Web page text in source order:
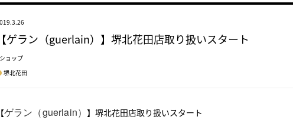
【ゲラン（guerlain）】堺北花田店取り扱いスタート
ョップ
堺北花田
【ゲラン（guerlain）】堺北花田店取り扱いスタート